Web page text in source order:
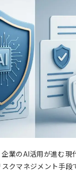
業のAI活用が進む現
クマネジメント手段